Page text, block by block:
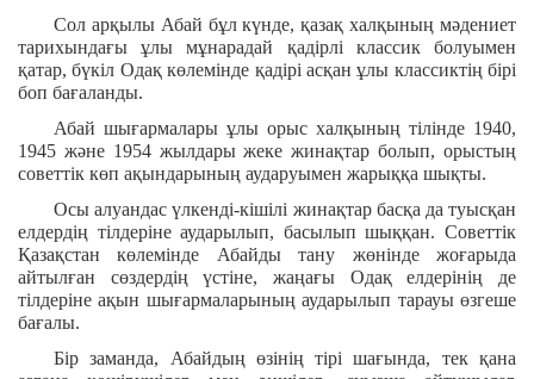
Сол арқылы Абай бұл күнде, қазақ халқының мәдениет
тарихындағы ұлы мұнарадай қадірлі классик болуымен
қатар, бүкіл Одақ көлемінде қадірі асқан ұлы классиктің бірі
боп бағаланды.
Абай шығармалары ұлы орыс халқының тілінде 1940,
1945 және 1954 жылдары жеке жинақтар болып, орыстың
советтік көп ақындарының аударуымен жарыққа шықты.
Осы алуандас үлкенді-кішілі жинақтар басқа да туысқан
елдердің тілдеріне аударылып, басылып шыққан. Советтік
Қазақстан көлемінде Абайды тану жөнінде жоғарыда
айтылған сөздердің үстіне, жаңағы Одақ елдерінің де
тілдеріне ақын шығармаларының аударылып тарауы өзгеше
бағалы.
Бір заманда, Абайдың өзінің тірі шағында, тек қана